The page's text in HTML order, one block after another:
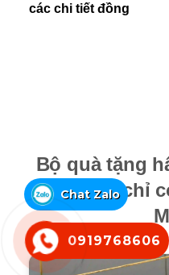
các chi tiết đồng
Bộ quà tặng
mua đàn chỉ
0919768606
Chat Zalo